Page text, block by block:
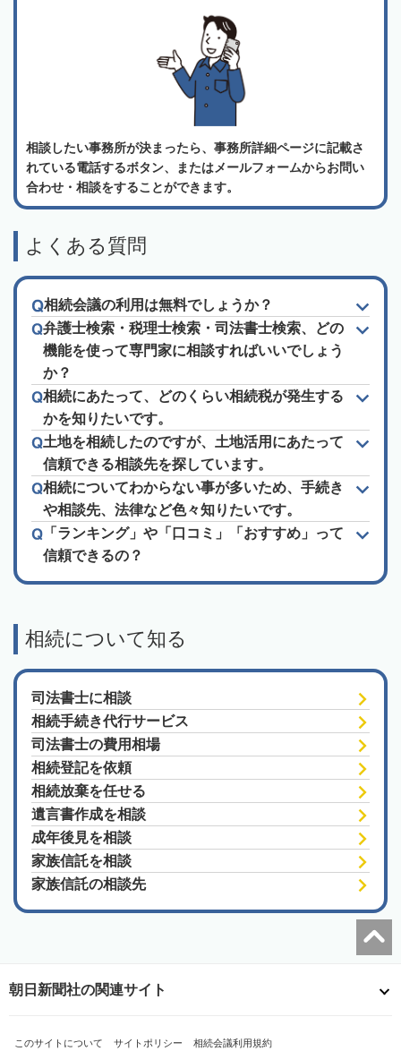
相談したい事務所が決まったら、事務所詳細ページに記載さ
れている電話するボタン、またはメールフォームからお問い
合わせ・相談をすることができます。
よくある質問
相続会議の利用は無料でしょうか？
弁護士検索・税理士検索・司法書士検索、どの
機能を使って専門家に相談すればいいでしょう
か？
相続にあたって、どのくらい相続税が発生する
かを知りたいです。
土地を相続したのですが、土地活用にあたって
信頼できる相談先を探しています。
相続についてわからない事が多いため、手続き
や相談先、法律など色々知りたいです。
「ランキング」や「口コミ」「おすすめ」って
信頼できるの？
相続について知る
司法書士に相談
相続手続き代行サービス
司法書士の費用相場
相続登記を依頼
相続放棄を任せる
遺言書作成を相談
成年後見を相談
家族信託を相談
家族信託の相談先
朝日新聞社の関連サイト
このサイトについて サイトポリシー 相続会議利用規約